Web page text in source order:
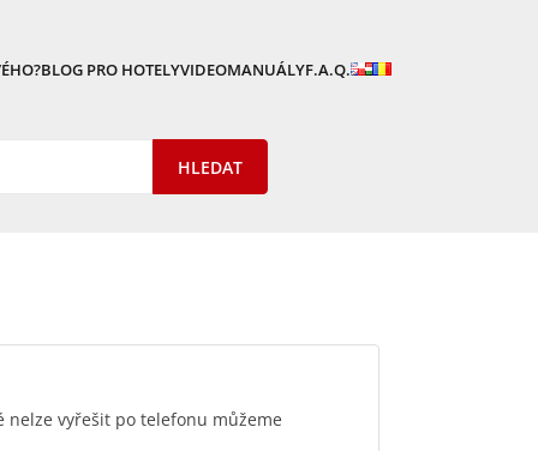
BLOG PRO HOTELYVIDEOMANUÁLYF.A.Q.
nelze vyřešit po telefonu můžeme